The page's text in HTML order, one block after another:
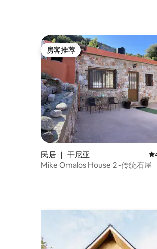
房客推荐
房客推荐
民居 ｜ 干尼亚
Mike Omalos House 2 -传统石屋